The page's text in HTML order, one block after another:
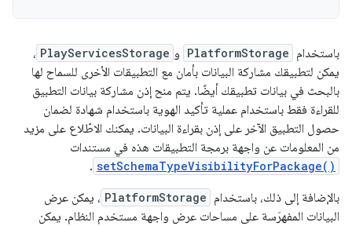
باستخدام PlatformStorage و PlayServicesStorage ،
يمكن لتطبيقك مشاركة البيانات بأمان مع التطبيقات الأخرى للسماح لها
بالبحث في بيانات تطبيقك أيضًا. يتم منح إذن مشاركة بيانات التطبيق
للقراءة فقط باستخدام عملية تأكيد الهوية باستخدام شهادة لضمان
حصول التطبيق الآخر على إذن بقراءة البيانات. يمكنك الاطّلاع على مزيد
من المعلومات عن واجهة برمجة التطبيقات هذه في مستندات
setSchemaTypeVisibilityForPackage()
.
بالإضافة إلى ذلك، باستخدام PlatformStorage ، يمكن عرض
البيانات المفهرَسة على مساحات عرض واجهة مستخدم النظام. يمكن